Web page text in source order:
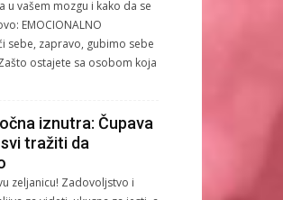
u vašem mozgu i kako da se
EMOCIONALNO
sebe, zapravo, gubimo sebe
ostajete sa osobom koja
iznutra: Čupava
tražiti da
zeljanicu! Zadovoljstvo i